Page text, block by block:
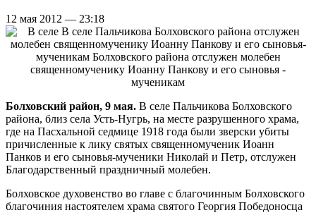
12 мая 2012 — 23:18
Болховский район, 9 мая. В селе Пальчикова Болховского
района, близ села Усть-Нугрь, на месте разрушенного храма,
где на Пасхальной седмице 1918 года были зверски убиты
причисленные к лику святых священномученик Иоанн
Панков и его сыновья-мученики Николай и Петр, отслужен
Благодарственный праздничный молебен.
Болховское духовенство во главе с благочинным Болховского
благочиния настоятелем храма святого Георгия Победоносца